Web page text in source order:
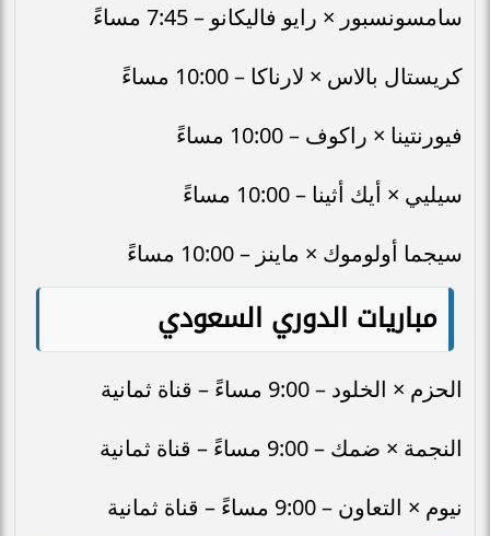
سامسونسبور × رايو فاليكانو – 7:45 مساءً
كريستال بالاس × لارناكا – 10:00 مساءً
فيورنتينا × راكوف – 10:00 مساءً
سيليي × أيك أثينا – 10:00 مساءً
سيجما أولوموك × ماينز – 10:00 مساءً
مباريات الدوري السعودي
الحزم × الخلود – 9:00 مساءً – قناة ثمانية
النجمة × ضمك – 9:00 مساءً – قناة ثمانية
نيوم × التعاون – 9:00 مساءً – قناة ثمانية